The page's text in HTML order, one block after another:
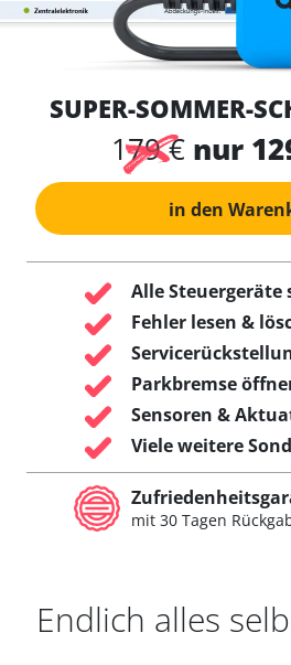
SUPER-SOMMER-
179 € nur
in den
Alle Steuergeräte
Fehler lesen &
Parkbremse
Sensoren &
Viele weitere
mit 30 Tagen
Endlich alles